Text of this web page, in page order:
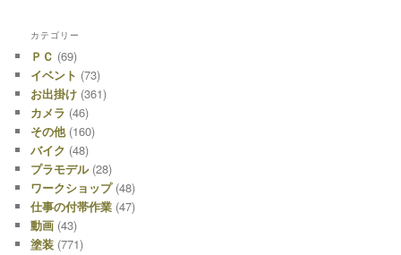
カテゴリー
ＰＣ (69)
イベント (73)
お出掛け (361)
カメラ (46)
その他(160)
バイク (48)
プラモデル(28)
ワークショップ(48)
仕事の付帯作業 (47)
動画 (43)
塗装 (771)